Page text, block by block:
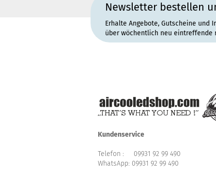
Newsletter bestellen
Erhalte Angebote, Gutscheine und
über wöchentlich neu eintreffende
Kundenservice
Telefon : 09931 92 99 490
WhatsApp: 09931 92 99 490